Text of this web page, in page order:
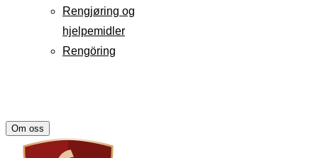
Rengjøring og
hjelpemidler
Rengöring
Om oss